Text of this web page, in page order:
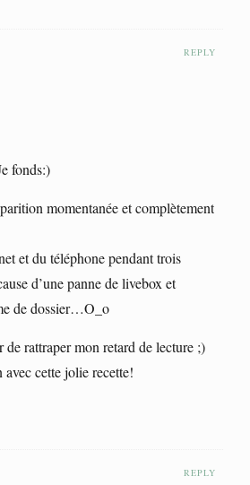
REPLY
fonds:)
momentanée et complètement
et du téléphone pendant trois
d’une panne de livebox et
de dossier…O_o
rattraper mon retard de lecture ;)
cette jolie recette!
REPLY